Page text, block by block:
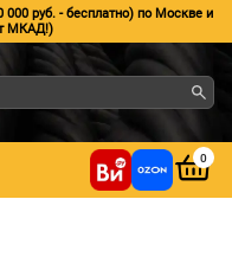
руб. - бесплатно) по Москве и
МКАД!)
0